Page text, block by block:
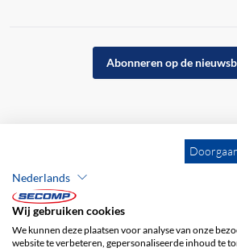
Abonneren op de
Nederlands
Wij gebruiken cookies
We kunnen deze plaatsen voor analyse van onze
website te verbeteren, gepersonaliseerde inhoud te